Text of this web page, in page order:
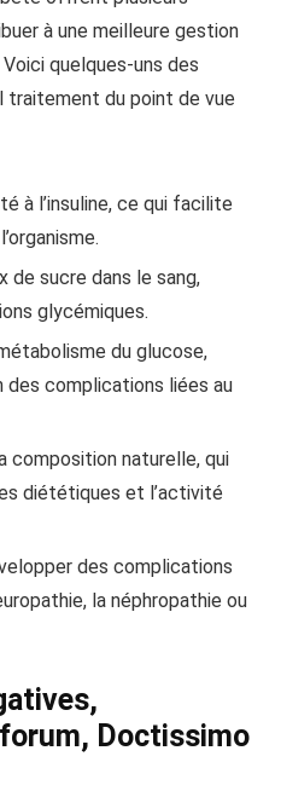
à une meilleure gestion
quelques-uns des
traitement du point de vue
à l’insuline, ce qui facilite
de sucre dans le sang,
glycémiques.
du glucose,
complications liées au
composition naturelle, qui
diététiques et l’activité
des complications
la néphropathie ou
Doctissimo